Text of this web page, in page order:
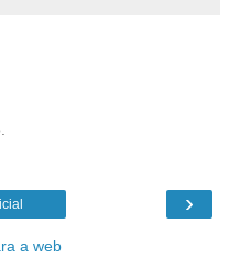
›
a web